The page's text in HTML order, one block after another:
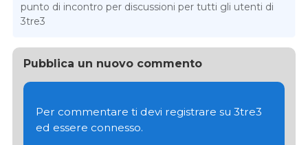
punto di incontro per discussioni per tutti gli utenti di
3tre3
Pubblica un nuovo commento
Per commentare ti devi registrare su 3tre3
ed essere connesso.